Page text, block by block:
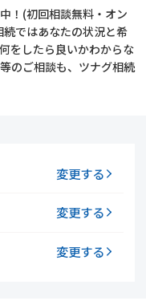
記
侵害額請求
調査
続き
記
！(初回相談無料・オン
ではあなたの状況と希
をしたら良いかわからな
のご相談も、ツナグ相続
変更する
変更する
変更する